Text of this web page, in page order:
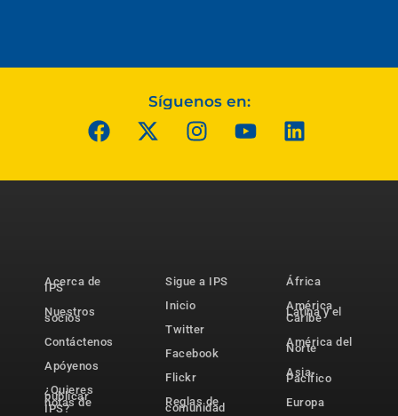
Síguenos en:
Acerca de
IPS
Nuestros
socios
Contáctenos
Apóyenos
¿Quieres
publicar
notas de
IPS?
Sigue a IPS
Inicio
Twitter
Facebook
Flickr
Reglas de
comunidad
África
América
Latina y el
Caribe
América del
Norte
Asia-
Pacífico
Europa